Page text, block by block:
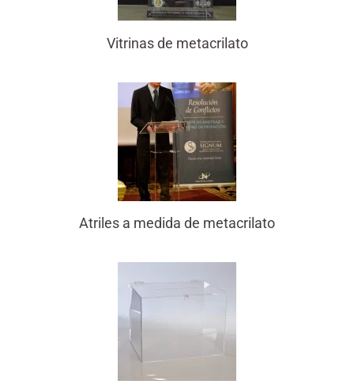
Vitrinas de metacrilato
Atriles a medida de metacrilato